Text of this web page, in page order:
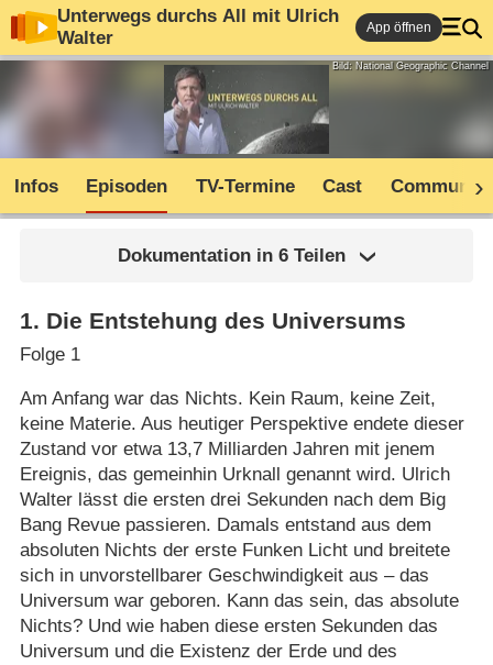
Unterwegs durchs All mit Ulrich
Walter
App öffnen
Bild: National Geographic Channel
Infos Episoden TV-Termine Cast Community
Dokumentation in 6 Teilen
1. Die Entstehung des Universums
Folge 1
Am Anfang war das Nichts. Kein Raum, keine Zeit,
keine Materie. Aus heutiger Perspektive endete dieser
Zustand vor etwa 13,7 Milliarden Jahren mit jenem
Ereignis, das gemeinhin Urknall genannt wird. Ulrich
Walter lässt die ersten drei Sekunden nach dem Big
Bang Revue passieren. Damals entstand aus dem
absoluten Nichts der erste Funken Licht und breitete
sich in unvorstellbarer Geschwindigkeit aus – das
Universum war geboren. Kann das sein, das absolute
Nichts? Und wie haben diese ersten Sekunden das
Universum und die Existenz der Erde und des